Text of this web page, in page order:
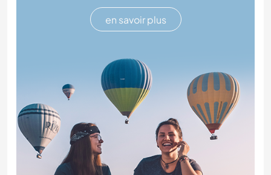
en savoir plus